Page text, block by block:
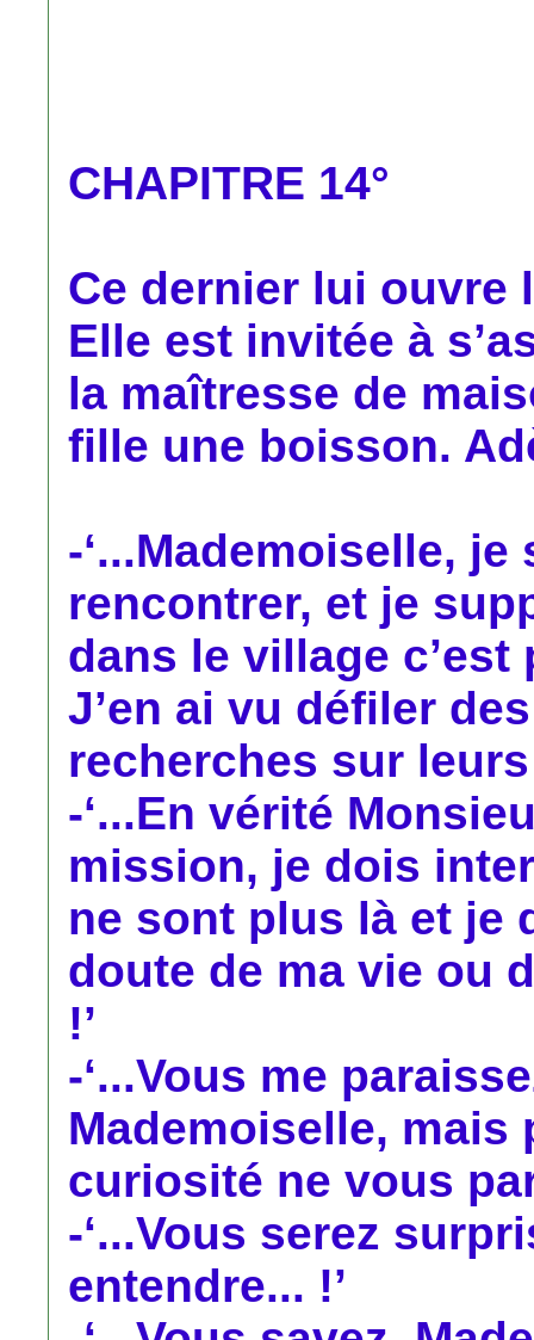
CHAPITRE 14°
Ce dernier lui ouvre
Elle est invitée à
la maîtresse de
fille une boisson.
-‘...Mademoiselle,
rencontrer, et je
dans le village
J’en ai vu défiler
recherches sur leurs
-‘...En vérité
mission, je dois
ne sont plus là et je
doute de ma vie ou
!’
-‘...Vous me
Mademoiselle, mais
curiosité ne vous
-‘...Vous serez
entendre... !’